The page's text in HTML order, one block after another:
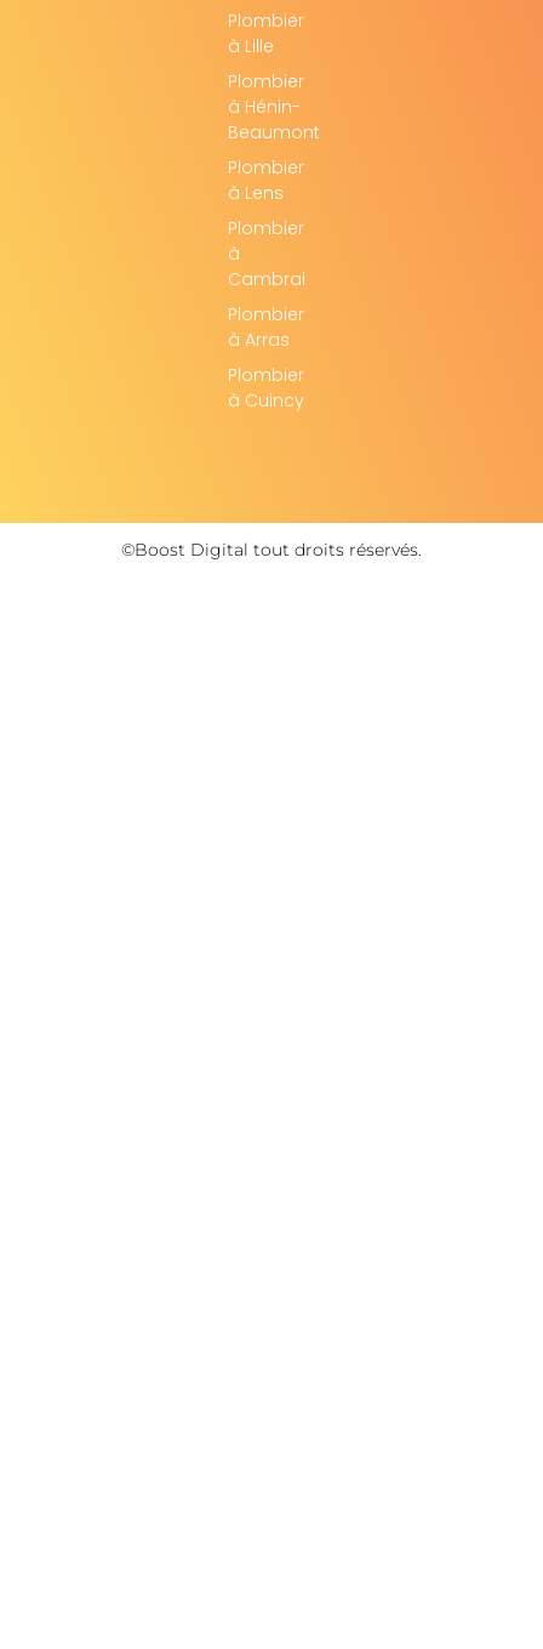
Plombier
à Lille
Plombier
à Hénin-
Beaumont
Plombier
à Lens
Plombier
à
Cambrai
Plombier
à Arras
Plombier
à Cuincy
©Boost Digital tout droits réservés.